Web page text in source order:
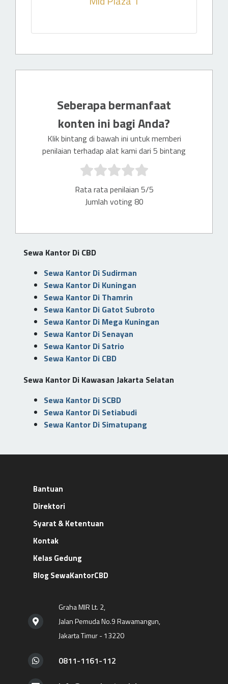
Seberapa bermanfaat
konten ini bagi Anda?
Klik bintang di bawah ini untuk memberi
penilaian terhadap alat kami dari 5 bintang
Rata rata penilaian 5/5
Jumlah voting 80
Sewa Kantor Di CBD
Sewa Kantor Di Sudirman
Sewa Kantor Di Kuningan
Sewa Kantor Di Thamrin
Sewa Kantor Di Gatot Subroto
Sewa Kantor Di Mega Kuningan
Sewa Kantor Di Senayan
Sewa Kantor Di Satrio
Sewa Kantor Di CBD
Sewa Kantor Di Kawasan Jakarta Selatan
Sewa Kantor Di SCBD
Sewa Kantor Di Setiabudi
Sewa Kantor Di Simatupang
Bantuan
Direktori
Syarat & Ketentuan
Kontak
Kelas Gedung
Blog SewaKantorCBD
Graha MIR Lt. 2,
Jalan Pemuda No.9 Rawamangun,
Jakarta Timur - 13220
0811-1161-112